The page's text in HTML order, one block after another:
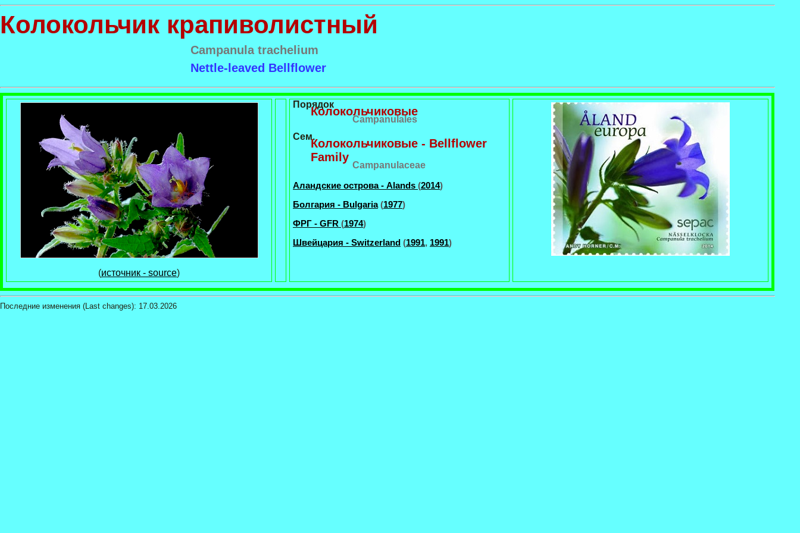
Колокольчик крапиволистный
Campanula trachelium
Nettle-leaved Bellflower
(источник - source)
Порядок
Колокольчиковые
Campanulales
Сем.
Колокольчиковые - Bellflower
Family
Campanulaceae
Аландские острова - Alands (2014)
Болгария - Bulgaria(1977)
ФРГ - GFR (1974)
Швейцария - Switzerland (1991, 1991)
Последние изменения (Last changes): 17.03.2026